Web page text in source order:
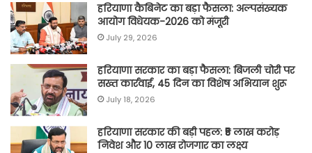
हरियाणा कैबिनेट का बड़ा फैसला: अल्पसंख्यक
आयोग विधेयक-2026 को मंजूरी
July 29, 2026
हरियाणा सरकार का बड़ा फैसला: बिजली चोरी पर
सख्त कार्रवाई, 45 दिन का विशेष अभियान शुरू
July 18, 2026
हरियाणा सरकार की बड़ी पहल: ₹5 लाख करोड़
निवेश और 10 लाख रोजगार का लक्ष्य